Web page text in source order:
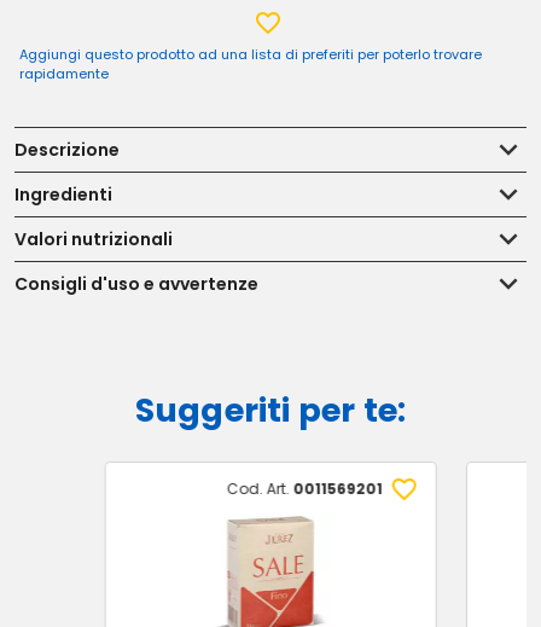
Aggiungi questo prodotto ad una lista di preferiti per poterlo trovare
rapidamente
Descrizione
Ingredienti
Valori nutrizionali
Consigli d'uso e avvertenze
Suggeriti per te:
Cod. Art. 0011569201